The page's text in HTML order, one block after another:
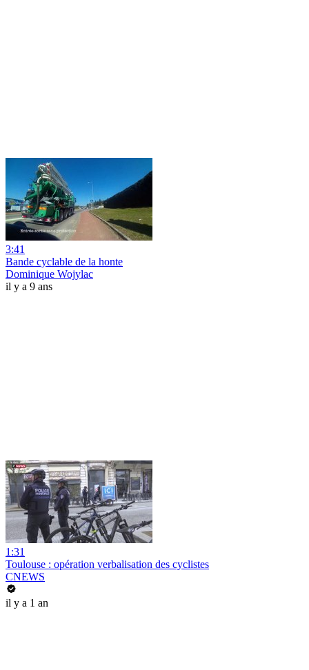
3:41
Bande cyclable de la honte
Dominique Wojylac
il y a 9 ans
1:31
Toulouse : opération verbalisation des cyclistes
CNEWS
il y a 1 an